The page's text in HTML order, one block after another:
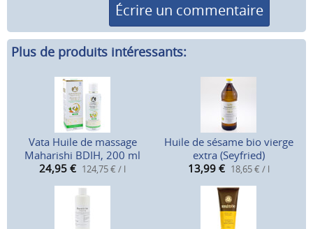
Écrire un commentaire
Plus de produits intéressants:
Vata Huile de massage
Maharishi BDIH, 200 ml
24,95 € 124,75 € / l
Huile de sésame bio vierge
extra (Seyfried)
13,99 € 18,65 € / l